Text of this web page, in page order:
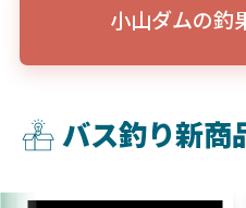
小山ダムの釣
バス釣り新商